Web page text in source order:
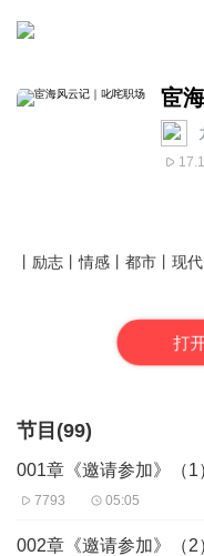
宦
丨励志丨情感丨都市丨现
打
节目(99)
001章《邀请参加》（1
7793 05:05
002章《邀请参加》（2